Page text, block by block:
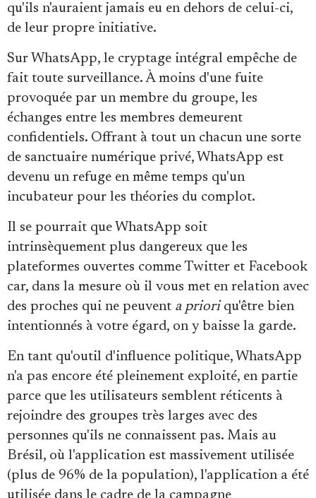
qu'ils n'auraient jamais eu en dehors de celui-ci,
de leur propre initiative.
Sur WhatsApp, le cryptage intégral empêche de
fait toute surveillance. À moins d'une fuite
provoquée par un membre du groupe, les
échanges entre les membres demeurent
confidentiels. Offrant à tout un chacun une sorte
de sanctuaire numérique privé, WhatsApp est
devenu un refuge en même temps qu'un
incubateur pour les théories du complot.
Il se pourrait que WhatsApp soit
intrinsèquement plus dangereux que les
plateformes ouvertes comme Twitter et Facebook
car, dans la mesure où il vous met en relation avec
des proches qui ne peuvent a prioriqu'être bien
intentionnés à votre égard, on y baisse la garde.
En tant qu'outil d'influence politique, WhatsApp
n'a pas encore été pleinement exploité, en partie
parce que les utilisateurs semblent réticents à
rejoindre des groupes très larges avec des
personnes qu'ils ne connaissent pas. Mais au
Brésil, où l'application est massivement utilisée
(plus de 96% de la population), l'application a été
utilisée dans le cadre de la campagne